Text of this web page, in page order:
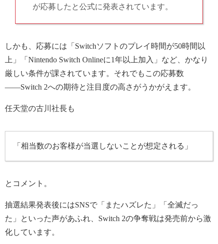
が応募したと公式に発表されています。
しかも、応募には「Switchソフトのプレイ時間が50時間以
上」「Nintendo Switch Onlineに1年以上加入」など、かなり
厳しい条件が課されています。それでもこの応募数
――Switch 2への期待と注目度の高さがうかがえます。
任天堂の古川社長も
「相当数のお客様が当選しないことが想定される」
とコメント。
抽選結果発表後にはSNSで「またハズレた」「全滅だっ
た」といった声があふれ、Switch 2の争奪戦は発売前から激
化しています。